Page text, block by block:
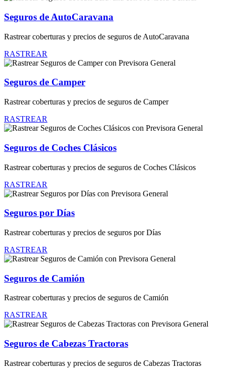
Seguros de AutoCaravana
Rastrear coberturas y precios de seguros de AutoCaravana
RASTREAR
Seguros de Camper
Rastrear coberturas y precios de seguros de Camper
RASTREAR
Seguros de Coches Clásicos
Rastrear coberturas y precios de seguros de Coches Clásicos
RASTREAR
Seguros por Días
Rastrear coberturas y precios de seguros por Días
RASTREAR
Seguros de Camión
Rastrear coberturas y precios de seguros de Camión
RASTREAR
Seguros de Cabezas Tractoras
Rastrear coberturas y precios de seguros de Cabezas Tractoras